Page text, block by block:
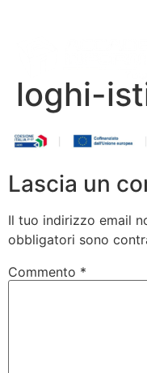
loghi-
Lascia un
Il tuo indirizzo email
obbligatori sono
Commento *